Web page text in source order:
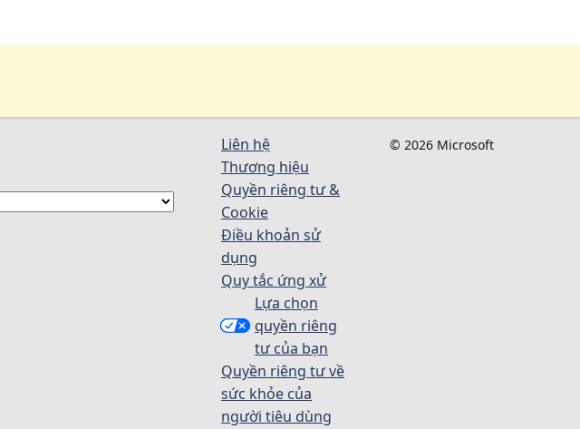
Liên hệ
Thương hiệu
Quyền riêng tư &
Cookie
Điều khoản sử
dụng
Quy tắc ứng xử
Lựa chọn
quyền riêng
tư của bạn
Quyền riêng tư về
sức khỏe của
người tiêu dùng
© 2026 Microsoft